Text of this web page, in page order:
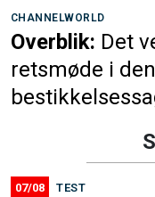
CHANNELWORLD
Overblik: Det
retsmøde i
07/08 TEST